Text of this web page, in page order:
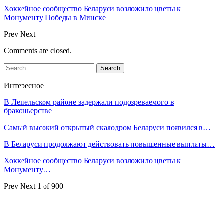
Хоккейное сообщество Беларуси возложило цветы к
Монументу Победы в Минске
Prev Next
Comments are closed.
Интересное
В Лепельском районе задержали подозреваемого в
браконьерстве
Самый высокий открытый скалодром Беларуси появился в…
В Беларуси продолжают действовать повышенные выплаты…
Хоккейное сообщество Беларуси возложило цветы к
Монументу…
Prev Next 1 of 900